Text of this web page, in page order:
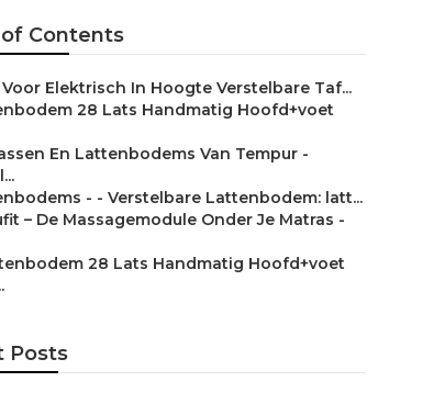
Contents
Elektrisch In Hoogte Verstelbare Taf...
28 Lats Handmatig Hoofd+voet
En Lattenbodems Van Tempur -
- - Verstelbare Lattenbodem: latt...
– De Massagemodule Onder Je Matras -
28 Lats Handmatig Hoofd+voet
Posts